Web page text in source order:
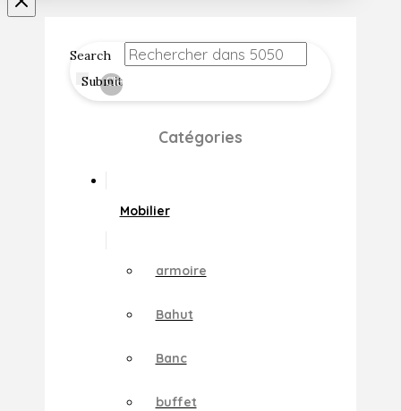
Search
Submit
Clear
Catégories
Mobilier
armoire
Bahut
Banc
buffet